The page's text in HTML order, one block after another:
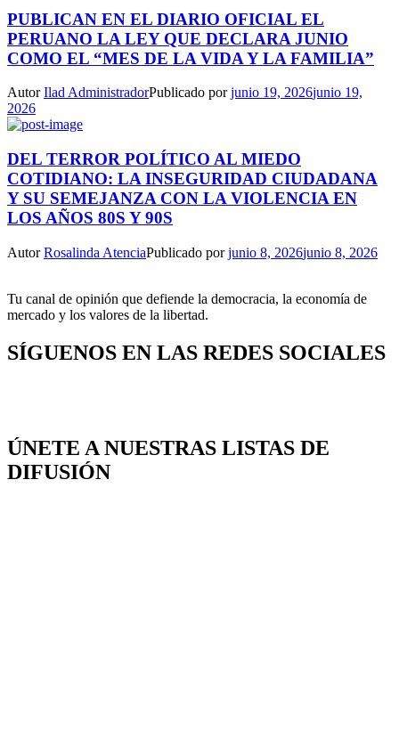
PUBLICAN EN EL DIARIO OFICIAL EL
PERUANO LA LEY QUE DECLARA JUNIO
COMO EL “MES DE LA VIDA Y LA FAMILIA”
AutorIlad AdministradorPublicado porjunio 19, 2026junio 19,
2026
DEL TERROR POLÍTICO AL MIEDO
COTIDIANO: LA INSEGURIDAD CIUDADANA
Y SU SEMEJANZA CON LA VIOLENCIA EN
LOS AÑOS 80S Y 90S
AutorRosalinda AtenciaPublicado porjunio 8, 2026junio 8, 2026
Tu canal de opinión que defiende la democracia, la economía de
mercado y los valores de la libertad.
SÍGUENOS EN LAS REDES SOCIALES
ÚNETE A NUESTRAS LISTAS DE
DIFUSIÓN